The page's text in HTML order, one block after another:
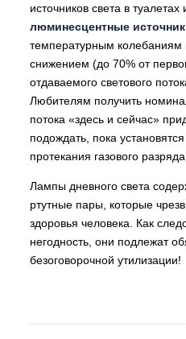
источников света в
люминесцентные
температурным колебаниям
снижением (до 70% от
отдаваемого светового
Любителям получить
потока «здесь и сейчас»
подождать, пока
протекания газового разряда.
Лампы дневного света
ртутные пары, которые
здоровья человека. Как
негодность, они подлежат
безоговорочной утилизации!